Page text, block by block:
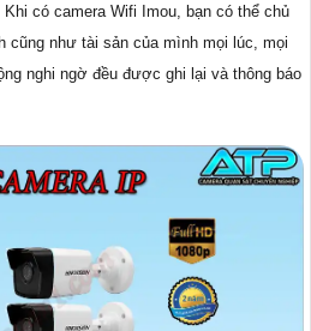
có camera Wifi Imou, bạn có thể chủ
cũng như tài sản của mình mọi lúc, mọi
nghi ngờ đều được ghi lại và thông báo